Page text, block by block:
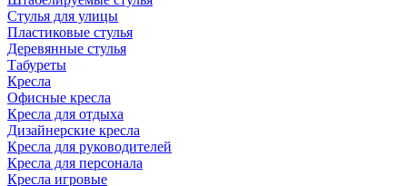
Стулья для улицы
Пластиковые стулья
Деревянные стулья
Табуреты
Кресла
Офисные кресла
Кресла для отдыха
Дизайнерские кресла
Кресла для руководителей
Кресла для персонала
Кресла игровые